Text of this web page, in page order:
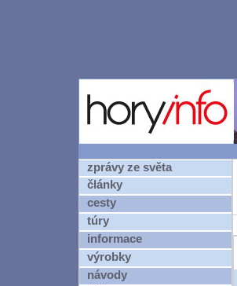
zprávy ze světa
články
cesty
túry
informace
výrobky
návody